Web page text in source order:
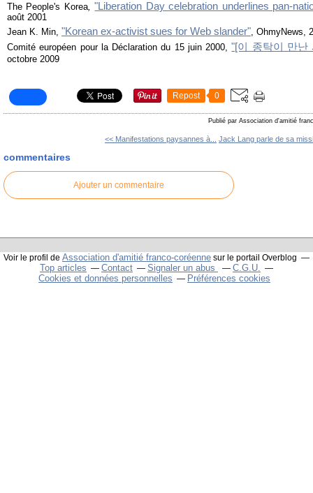
The People's Korea, "Liberation Day celebration underlines pan-
août 2001
Jean K. Min, "Korean ex-activist sues for Web slander", OhmyNews,
Comité européen pour la Déclaration du 15 juin 2000,"[이 종탁이 만난
octobre 2009
Repost 0
Publié par Association d'amitié
<< Manifestations paysannes à... Jack Lang parle de sa
commentaires
Ajouter un commentaire
Voir le profil de Association d'amitié franco-coréenne sur le portail Overblog
Top articles Contact Signaler un abus
C.G.U.
Cookies et données personnelles
Préférences cookies